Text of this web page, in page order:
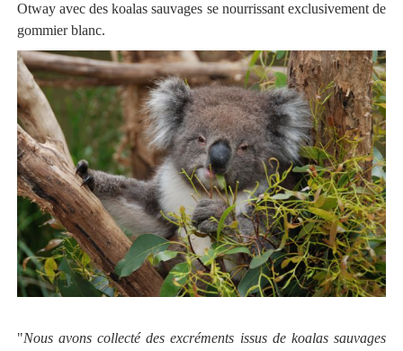
Otway avec des koalas sauvages se nourrissant exclusivement de
gommier blanc.
"Nous avons collecté des excréments issus de koalas sauvages